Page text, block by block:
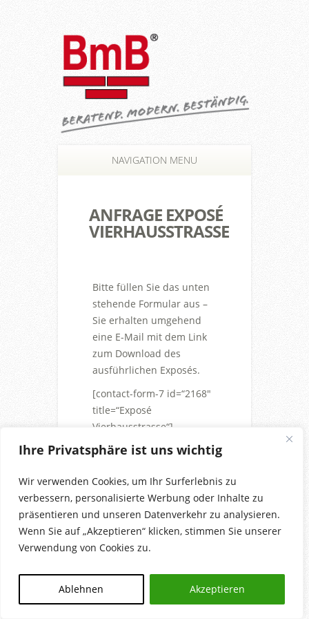
Ihre Privatsphäre ist uns wichtig
Wir verwenden Cookies, um Ihr Surferlebnis zu
verbessern, personalisierte Werbung oder Inhalte zu
präsentieren und unseren Datenverkehr zu analysieren.
Wenn Sie auf „Akzeptieren“ klicken, stimmen Sie unserer
Verwendung von Cookies zu.
Ablehnen Akzeptieren
NAVIGATION MENU
ANFRAGE EXPOSÉ
VIERHAUSSTRASSE
Bitte füllen Sie das unten
stehende Formular aus –
Sie erhalten umgehend
eine E-Mail mit dem Link
zum Download des
ausführlichen Exposés.
[contact-form-7 id=“2168″
title=“Exposé
Vierhausstrasse“]
Die mit *
sind Pflichtfelder.
Beteiligung Bauträgergesellschaft mbH